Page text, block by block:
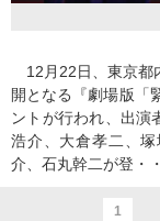
12月22日、東京都
開となる『劇場版「
ントが行われ、出演
浩介、大倉孝二、
介、石丸幹二が登・
1